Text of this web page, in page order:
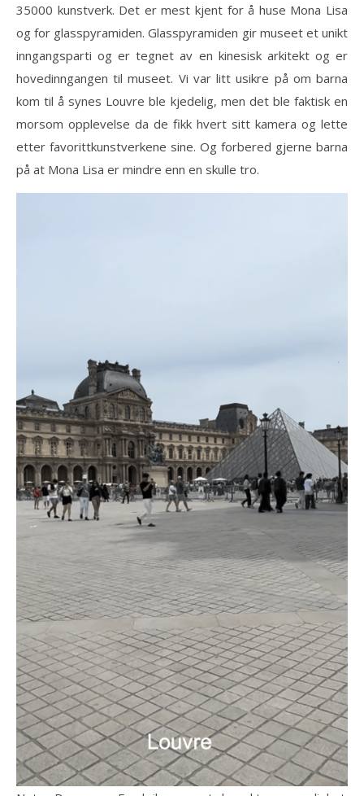
35000 kunstverk. Det er mest kjent for å huse Mona Lisa
og for glasspyramiden. Glasspyramiden gir museet et unikt
inngangsparti og er tegnet av en kinesisk arkitekt og er
hovedinngangen til museet. Vi var litt usikre på om barna
kom til å synes Louvre ble kjedelig, men det ble faktisk en
morsom opplevelse da de fikk hvert sitt kamera og lette
etter favorittkunstverkene sine. Og forbered gjerne barna
på at Mona Lisa er mindre enn en skulle tro.